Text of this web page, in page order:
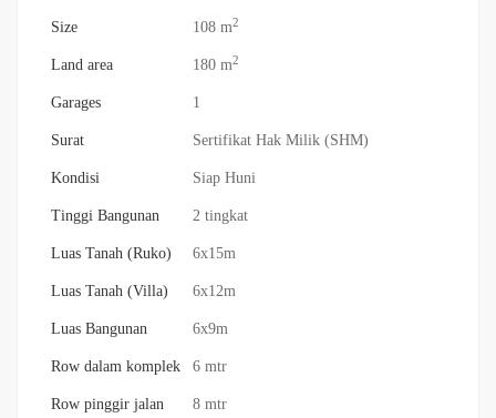
Size 108 m2
Land area 180 m2
Garages 1
Surat Sertifikat Hak Milik (SHM)
Kondisi Siap Huni
Tinggi Bangunan 2 tingkat
Luas Tanah (Ruko) 6x15m
Luas Tanah (Villa) 6x12m
Luas Bangunan 6x9m
Row dalam komplek 6 mtr
Row pinggir jalan 8 mtr